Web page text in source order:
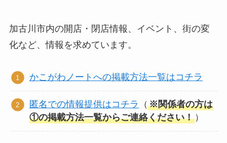
加古川市内の開店・閉店情報、イベント、街の変
化など、情報を求めています。
かこがわノートへの掲載方法一覧はコチラ
匿名での情報提供はコチラ （※関係者の方は
①の掲載方法一覧からご連絡ください！ ）